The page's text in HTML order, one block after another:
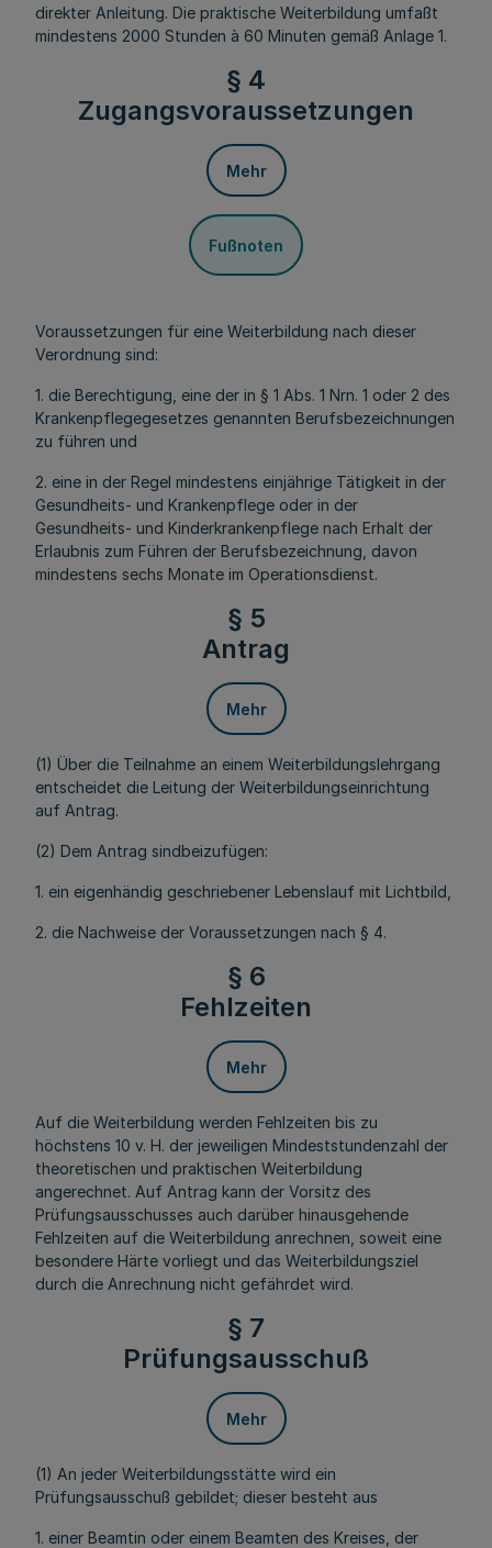
direkter Anleitung. Die praktische Weiterbildung umfaßt
mindestens 2000 Stunden à 60 Minuten gemäß Anlage 1.
§ 4
Zugangsvoraussetzungen
Mehr
Fußnoten
Voraussetzungen für eine Weiterbildung nach dieser
Verordnung sind:
1. die Berechtigung, eine der in § 1 Abs. 1 Nrn. 1 oder 2 des
Krankenpflegegesetzes genannten Berufsbezeichnungen
zu führen und
2. eine in der Regel mindestens einjährige Tätigkeit in der
Gesundheits- und Krankenpflege oder in der
Gesundheits- und Kinderkrankenpflege nach Erhalt der
Erlaubnis zum Führen der Berufsbezeichnung, davon
mindestens sechs Monate im Operationsdienst.
§ 5
Antrag
Mehr
(1) Über die Teilnahme an einem Weiterbildungslehrgang
entscheidet die Leitung der Weiterbildungseinrichtung
auf Antrag.
(2) Dem Antrag sindbeizufügen:
1. ein eigenhändig geschriebener Lebenslauf mit Lichtbild,
2. die Nachweise der Voraussetzungen nach § 4.
§ 6
Fehlzeiten
Mehr
Auf die Weiterbildung werden Fehlzeiten bis zu
höchstens 10 v. H. der jeweiligen Mindeststundenzahl der
theoretischen und praktischen Weiterbildung
angerechnet. Auf Antrag kann der Vorsitz des
Prüfungsausschusses auch darüber hinausgehende
Fehlzeiten auf die Weiterbildung anrechnen, soweit eine
besondere Härte vorliegt und das Weiterbildungsziel
durch die Anrechnung nicht gefährdet wird.
§ 7
Prüfungsausschuß
Mehr
(1) An jeder Weiterbildungsstätte wird ein
Prüfungsausschuß gebildet; dieser besteht aus
1. einer Beamtin oder einem Beamten des Kreises, der